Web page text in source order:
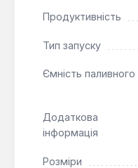
Мотопомпа Кентавр
зрошення
затоплених
міцна конструкція
використання на
господарствах та
Продуктивність
Тип запуску
Ємність паливного
Додаткова
інформація
Розміри